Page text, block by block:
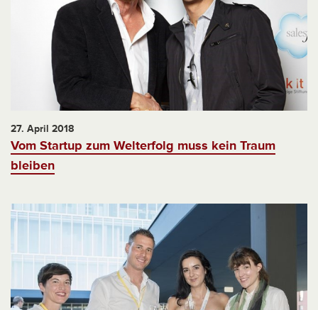
27. April 2018
Vom Startup zum Welterfolg muss kein Traum
bleiben